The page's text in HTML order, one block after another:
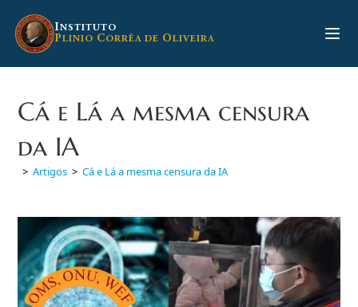
para
INSTITUTO
PLINIO CORRÊA DE OLIVEIRA
Cá e Lá a mesma censura
da IA
> Artigos > Cá e Lá a mesma censura da IA